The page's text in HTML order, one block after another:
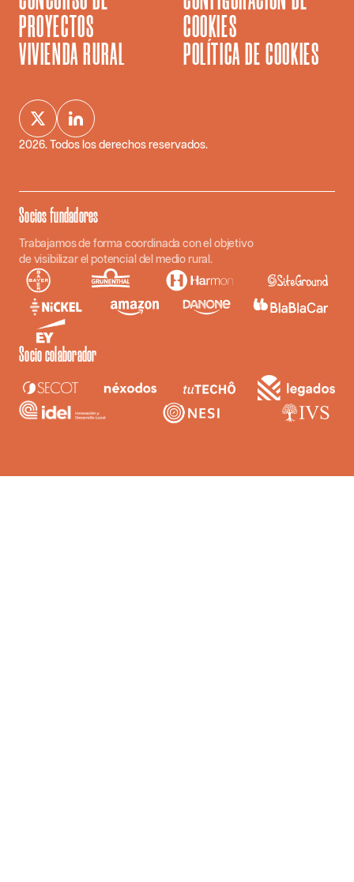
PROYECTOS
VIVIENDA RURAL
COOKIES
POLÍTICA DE COOKIES
2026. Todos los derechos reservados.
Socios fundadores
Trabajamos de forma coordinada con el objetivo
de visibilizar el potencial del medio rural.
Socio colaborador